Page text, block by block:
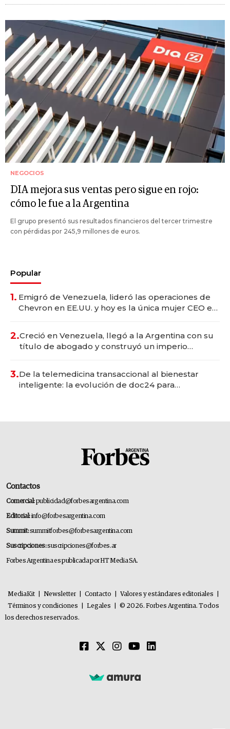
NEGOCIOS
DIA mejora sus ventas pero sigue en rojo:
cómo le fue a la Argentina
El grupo presentó sus resultados financieros del tercer trimestre
con pérdidas por 245,9 millones de euros.
Popular
1. Emigró de Venezuela, lideró las operaciones de
Chevron en EE.UU. y hoy es la única mujer CEO en
2.Creció en Venezuela, llegó a la Argentina con su
título de abogado y construyó un imperio
3.De la telemedicina transaccional al bienestar
inteligente: la evolución de doc24 para
Contactos
Comercial:publicidad@forbesargentina.com
Editorial:info@forbesargentina.com
Summit:summitforbes@forbesargentina.com
Suscripciones:suscripciones@forbes.ar
Forbes Argentina es publicada por HT Media SA.
MediaKit Newsletter Contacto Valores y estándares editoriales
Términos y condiciones
Legales
© 2026. Forbes Argentina. Todos
los derechos reservados.